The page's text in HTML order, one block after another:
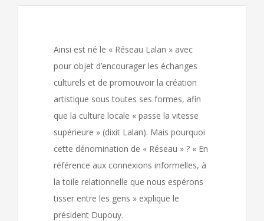
Ainsi est né le « Réseau Lalan » avec
pour objet d’encourager les échanges
culturels et de promouvoir la création
artistique sous toutes ses formes, afin
que la culture locale « passe la vitesse
supérieure » (dixit Lalan). Mais pourquoi
cette dénomination de « Réseau » ? « En
référence aux connexions informelles, à
la toile relationnelle que nous espérons
tisser entre les gens » explique le
président Dupouy.